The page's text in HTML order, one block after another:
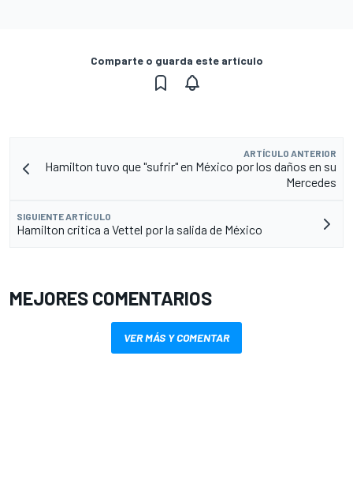
Comparte o guarda este artículo
ARTÍCULO ANTERIOR
Hamilton tuvo que "sufrir" en México por los daños en su
Mercedes
SIGUIENTE ARTÍCULO
Hamilton critica a Vettel por la salida de México
MEJORES COMENTARIOS
VER MÁS Y COMENTAR